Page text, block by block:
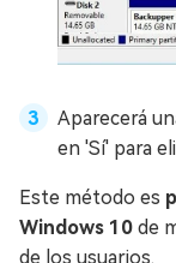
Aparecerá
en 'Sí' para
Este método es
Windows 10 de
de los usuarios.